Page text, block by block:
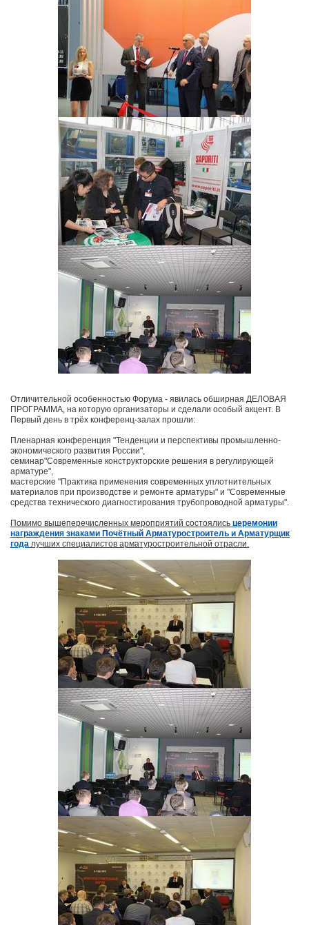
Отличительной особенностью Форума - явилась обширная ДЕЛОВАЯ
ПРОГРАММА, на которую организаторы и сделали особый акцент. В
Первый день в трёх конференц-залах прошли:
Пленарная конференция "Тенденции и перспективы промышленно-
экономического развития России",
семинар"Современные конструкторские решения в регулирующей
арматуре",
мастерские "Практика применения современных уплотнительных
материалов при производстве и ремонте арматуры" и "Современные
средства технического диагностирования трубопроводной арматуры".
Помимо вышеперечисленных мероприятий состоялись церемонии
награждения знаками Почётный Арматуростроитель и Арматурщик
года лучших специалистов арматуростроительной отрасли.